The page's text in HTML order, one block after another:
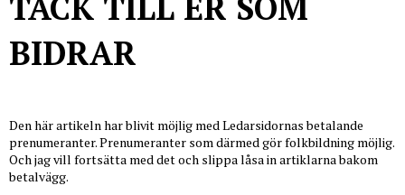
BIDRAR
Den här artikeln har blivit möjlig med Ledarsidornas betalande
prenumeranter. Prenumeranter som därmed gör folkbildning möjlig.
Och jag vill fortsätta med det och slippa låsa in artiklarna bakom
betalvägg.